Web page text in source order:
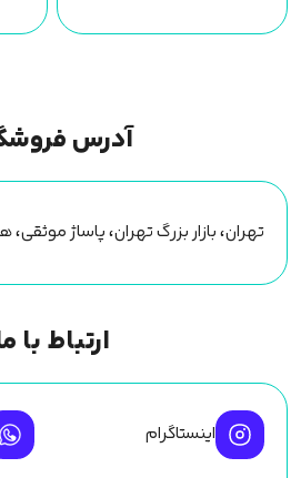
آدرس
تهران، بازار بزرگ تهران، پاساژ موثقی،
ارتباط با
اینستاگرام